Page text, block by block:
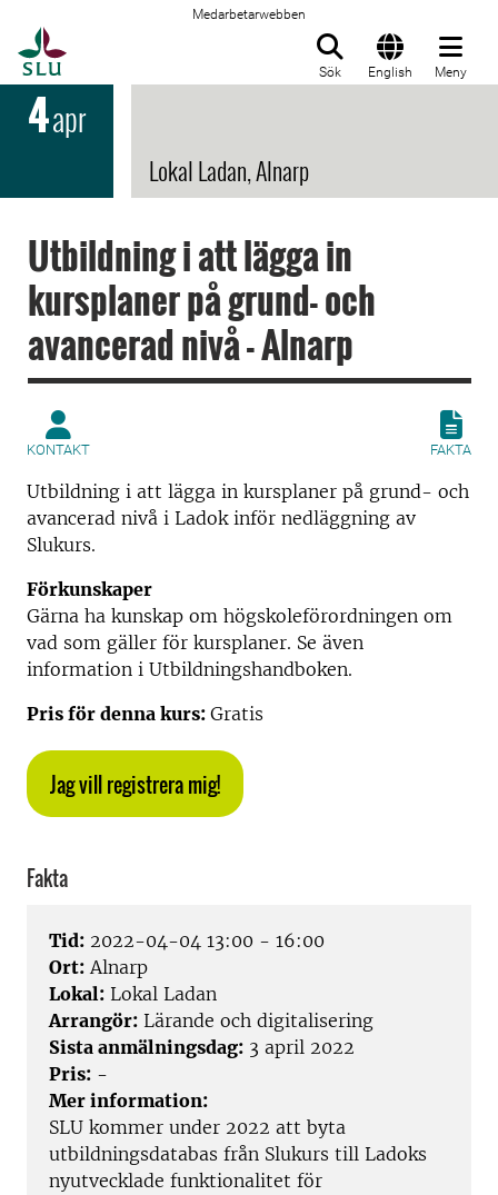
Medarbetarwebben
Sök English Meny
4apr
Lokal Ladan, Alnarp
Utbildning i att lägga in
kursplaner på grund- och
avancerad nivå - Alnarp
KONTAKT FAKTA
Utbildning i att lägga in kursplaner på grund- och
avancerad nivå i Ladok inför nedläggning av
Slukurs.
Förkunskaper
Gärna ha kunskap om högskoleförordningen om
vad som gäller för kursplaner. Se även
information i Utbildningshandboken.
Pris för denna kurs: Gratis
Jag vill registrera mig!
Fakta
Tid: 2022-04-04 13:00 - 16:00
Ort: Alnarp
Lokal: Lokal Ladan
Arrangör: Lärande och digitalisering
Sista anmälningsdag: 3 april 2022
Pris: -
Mer information:
SLU kommer under 2022 att byta
utbildningsdatabas från Slukurs till Ladoks
nyutvecklade funktionalitet för